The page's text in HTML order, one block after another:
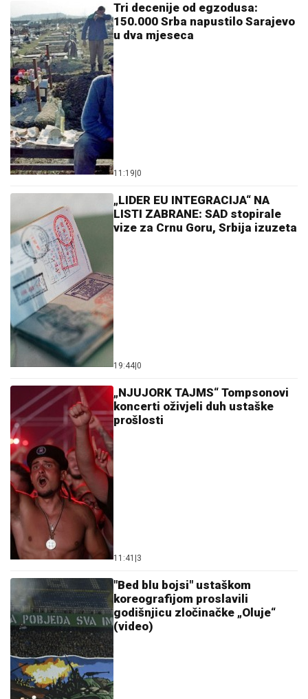
Tri decenije od egzodusa:
150.000 Srba napustilo Sarajevo
u dva mjeseca
11:19 0
„LIDER EU INTEGRACIJA“ NA
LISTI ZABRANE: SAD stopirale
vize za Crnu Goru, Srbija izuzeta
19:44 0
„NJUJORK TAJMS“ Tompsonovi
koncerti oživjeli duh ustaške
prošlosti
11:41 3
"Bed blu bojsi" ustaškom
koreografijom proslavili
godišnjicu zločinačke „Oluje“
(video)